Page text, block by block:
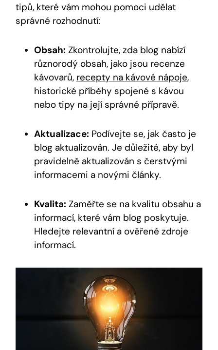
tipů, které vám mohou pomoci udělat
správné rozhodnutí:
Obsah: Zkontrolujte, zda blog nabízí
různorodý obsah, jako jsou recenze
kávovarů, recepty na kávové nápoje,
historické příběhy spojené s kávou
nebo tipy na její správné přípravě.
Aktualizace: Podívejte se, jak často je
blog aktualizován. Je důležité, aby byl
pravidelně aktualizován s čerstvými
informacemi a novými články.
Kvalita: Zaměřte se na kvalitu obsahu a
informací, které vám blog poskytuje.
Hledejte relevantní a ověřené zdroje
informací.